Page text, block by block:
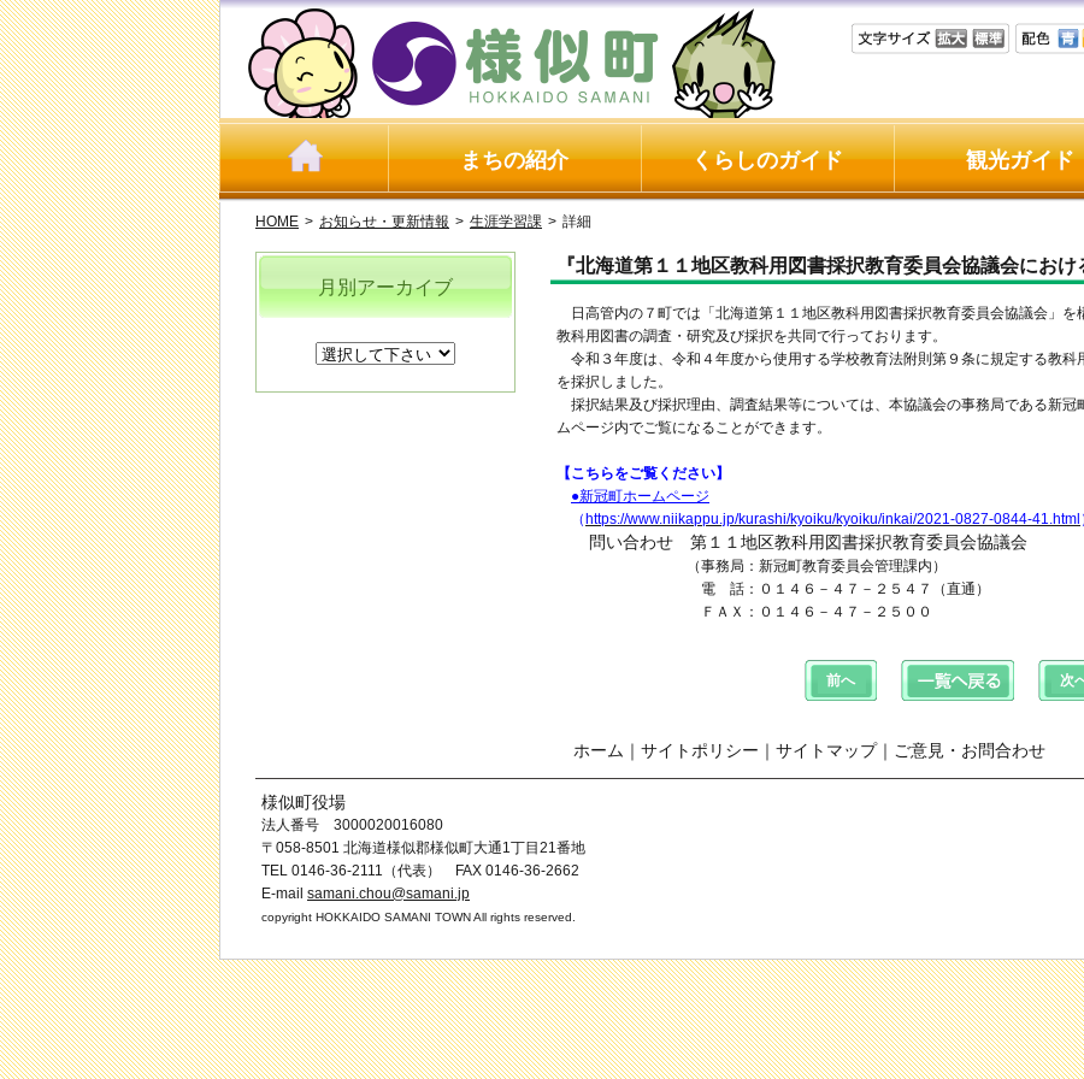
まちの紹介 くらしのガイド 観光ガイド
HOME > お知らせ・更新情報 > 生涯学習課 > 詳細
『北海道第１１地区教科用図書採択教育委員会協議会にお
日高管内の７町では「北海道第１１地区教科用図書採択教育委員会協議会」を
教科用図書の調査・研究及び採択を共同で行っております。
令和３年度は、令和４年度から使用する学校教育法附則第９条に規定する教科
を採択しました。
採択結果及び採択理由、調査結果等については、本協議会の事務局である新冠
ムページ内でご覧になることができます。
【こちらをご覧ください】
●新冠町ホームページ
（ https://www.niikappu.jp/kurashi/kyoiku/kyoiku/inkai/2021-0827-0844-41.html
問い合わせ 第１１地区教科用図書採択教育委員会協議会
（事務局：新冠町教育委員会管理課内）
電 話：０１４６－４７－２５４７（直通）
ＦＡＸ：０１４６－４７－２５００
月別アーカイブ
ホーム ｜ サイトポリシー ｜ サイトマップ｜ ご意見・お問合わせ
様似町役場
法人番号 3000020016080
〒058-8501 北海道様似郡様似町大通1丁目21番地
TEL 0146-36-2111（代表） FAX 0146-36-2662
E-mail samani.chou@samani.jp
copyright HOKKAIDO SAMANI TOWN All rights reserved.